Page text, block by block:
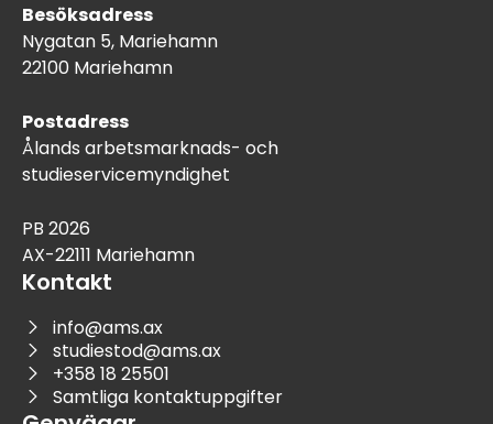
Besöksadress
Nygatan 5, Mariehamn
22100 Mariehamn
Postadress
Ålands arbetsmarknads- och
studieservicemyndighet
PB 2026
AX-22111 Mariehamn
Kontakt
info@ams.ax
studiestod@ams.ax
+358 18 25501
Samtliga kontaktuppgifter